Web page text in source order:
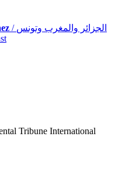
/ الجزائر والمغرب وتونس
Tribune International